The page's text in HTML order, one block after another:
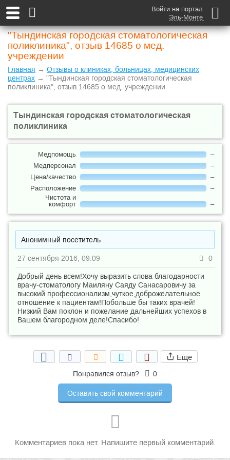
Войти на портал
Эль-Монте
"Тындинская городская стоматологическая
поликлиника", отзыв 14685 о мед.
учреждении
Главная → Отзывы о клиниках, больницах, медицинских
центрах → "Тындинская городская стоматологическая
поликлиника", отзыв 14685 о мед. учреждении
Тындинская городская стоматологическая
поликлиника
Медпомощь
–
Медперсонал
–
Цена/качество
–
Расположение
–
Чистота и
комфорт
–
Анонимный посетитель
0
27 сентября 2016, 09:09
Добрый день всем!Хочу выразить слова благодарности
врачу-стоматологу Маиляну Саяду Санасаровичу за
высокий профессионализм,чуткое,доброжелательное
отношение к пациентам!Побольше бы таких врачей!
Низкий Вам поклон и пожелание дальнейших успехов в
Вашем благородном деле!Спасибо!
Еще
Понравился отзыв? 0
Оставить свой комментарий
Комментариев пока нет. Напишите первый комментарий.